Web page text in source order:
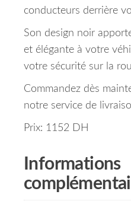
conducteurs derrière
Son design noir
et élégante à votre
votre sécurité sur la
Commandez dès
notre service de
Prix: 1152 DH
Informations